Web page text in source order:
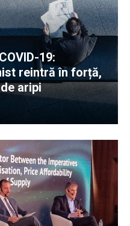
19:
reintră în forță,
aripi